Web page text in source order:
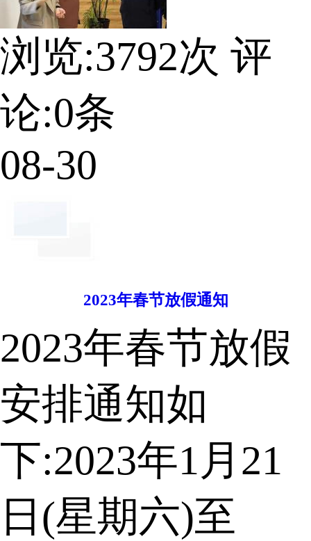
浏览:3792次 评
论:0条
08-30
2023年春节放假通知
2023年春节放假
安排通知如
下:2023年1月21
日(星期六)至